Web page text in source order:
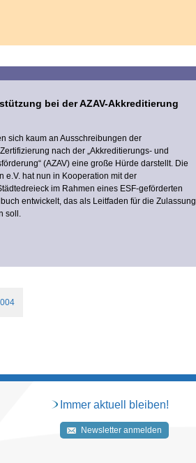
bei der AZAV-Akkreditierung
sich kaum an Ausschreibungen der
nach der „Akkreditierungs- und
(AZAV) eine große Hürde darstellt. Die
e.V. hat nun in Kooperation mit der
im Rahmen eines ESF-geförderten
entwickelt, das als Leitfaden für die Zulassung
soll.
Immer aktuell bleiben!
Newsletter anmelden